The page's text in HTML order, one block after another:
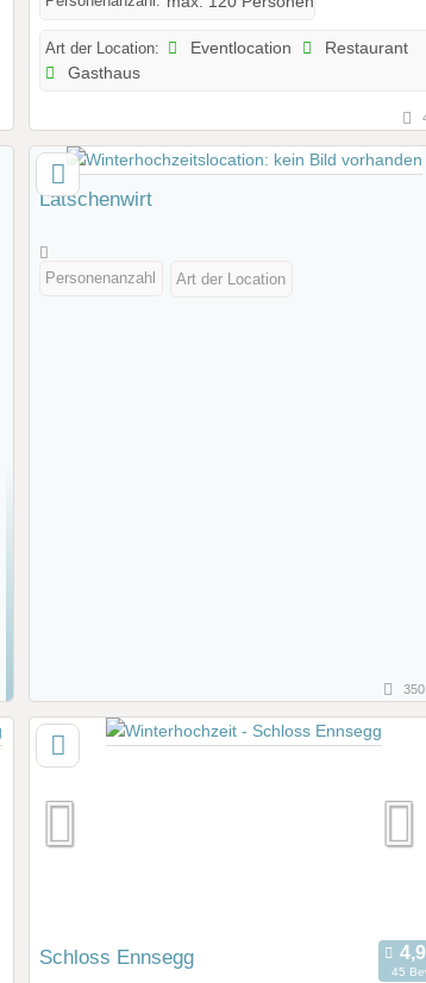
Art der Location: Eventlocation
Restaurant
Gasthaus
Latschenwirt
Personenanzahl Art der Location
350
Schloss Ennsegg
45